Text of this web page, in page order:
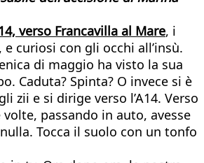
verso Francavilla al Mare, i
curiosi con gli occhi all’insù.
di maggio ha visto la sua
Caduta? Spinta? O invece si è
zii e si dirige verso l’A14. Verso
passando in auto, avesse
Tocca il suolo con un tonfo